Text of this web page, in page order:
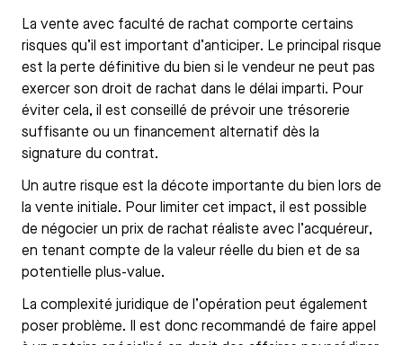
La vente avec faculté de rachat comporte certains
risques qu’il est important d’anticiper. Le principal risque
est la perte définitive du bien si le vendeur ne peut pas
exercer son droit de rachat dans le délai imparti. Pour
éviter cela, il est conseillé de prévoir une trésorerie
suffisante ou un financement alternatif dès la
signature du contrat.
Un autre risque est la décote importante du bien lors de
la vente initiale. Pour limiter cet impact, il est possible
de négocier un prix de rachat réaliste avec l’acquéreur,
en tenant compte de la valeur réelle du bien et de sa
potentielle plus-value.
La complexité juridique de l’opération peut également
poser problème. Il est donc recommandé de faire appel